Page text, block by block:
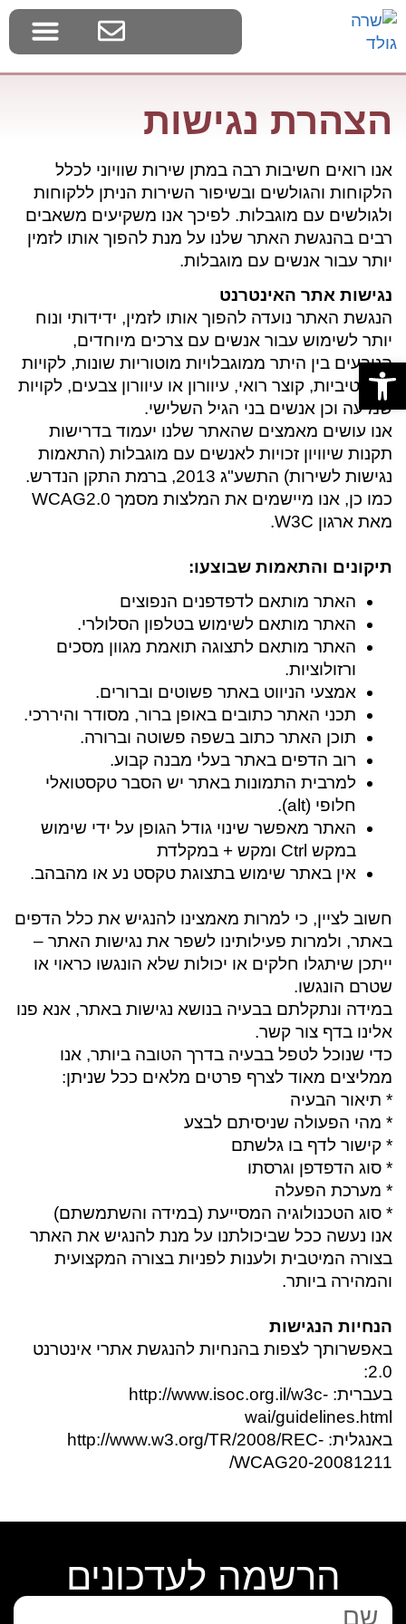
פתח סרגל נגישות
הצהרת נגישות
אנו רואים חשיבות רבה במתן שירות שוויוני לכלל
הלקוחות והגולשים ובשיפור השירות הניתן ללקוחות
ולגולשים עם מוגבלות. לפיכך אנו משקיעים משאבים
רבים בהנגשת האתר שלנו על מנת להפוך אותו לזמין
יותר עבור אנשים עם מוגבלות.
נגישות אתר האינטרנט
הנגשת האתר נועדה להפוך אותו לזמין, ידידותי ונוח
יותר לשימוש עבור אנשים עם צרכים מיוחדים,
הנובעים בין היתר ממוגבלויות מוטוריות שונות, לקויות
קוגניטיביות, קוצר רואי, עיוורון או עיוורון צבעים, לקויות
שמיעה וכן אנשים בני הגיל השלישי.
אנו עושים מאמצים שהאתר שלנו יעמוד בדרישות
תקנות שיוויון זכויות לאנשים עם מוגבלות (התאמות
נגישות לשירות) התשע"ג 2013, ברמת התקן הנדרש.
כמו כן, אנו מיישמים את המלצות מסמך WCAG2.0
מאת ארגון W3C.
תיקונים והתאמות שבוצעו:
האתר מותאם לדפדפנים הנפוצים
האתר מותאם לשימוש בטלפון הסלולרי.
האתר מותאם לתצוגה תואמת מגוון מסכים
ורזולוציות.
אמצעי הניווט באתר פשוטים וברורים.
תכני האתר כתובים באופן ברור, מסודר והיררכי.
תוכן האתר כתוב בשפה פשוטה וברורה.
רוב הדפים באתר בעלי מבנה קבוע.
למרבית התמונות באתר יש הסבר טקסטואלי
חלופי (alt).
האתר מאפשר שינוי גודל הגופן על ידי שימוש
במקש Ctrl ומקש + במקלדת
אין באתר שימוש בתצוגת טקסט נע או מהבהב.
חשוב לציין, כי למרות מאמצינו להנגיש את כלל הדפים
באתר, ולמרות פעילותינו לשפר את נגישות האתר –
ייתכן שיתגלו חלקים או יכולות שלא הונגשו כראוי או
שטרם הונגשו.
במידה ונתקלתם בבעיה בנושא נגישות באתר, אנא פנו
אלינו בדף צור קשר.
כדי שנוכל לטפל בבעיה בדרך הטובה ביותר, אנו
ממליצים מאוד לצרף פרטים מלאים ככל שניתן:
* תיאור הבעיה
* מהי הפעולה שניסיתם לבצע
* קישור לדף בו גלשתם
* סוג הדפדפן וגרסתו
* מערכת הפעלה
* סוג הטכנולוגיה המסייעת (במידה והשתמשתם)
אנו נעשה ככל שביכולתנו על מנת להנגיש את האתר
בצורה המיטבית ולענות לפניות בצורה המקצועית
והמהירה ביותר.
הנחיות הנגישות
באפשרותך לצפות בהנחיות להנגשת אתרי אינטרנט
2.0:
בעברית: http://www.isoc.org.il/w3c-
wai/guidelines.html
באנגלית: http://www.w3.org/TR/2008/REC-
WCAG20-20081211/
הרשמה לעדכונים